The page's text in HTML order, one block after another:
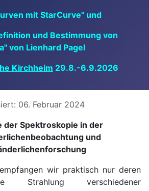
mit StarCurve" und
und Bestimmung von
von Lienhard Pagel
Kirchheim 29.8.-6.9.2026
06. Februar 2024
der Spektroskopie in der
und
wir praktisch nur deren
Strahlung verschiedener